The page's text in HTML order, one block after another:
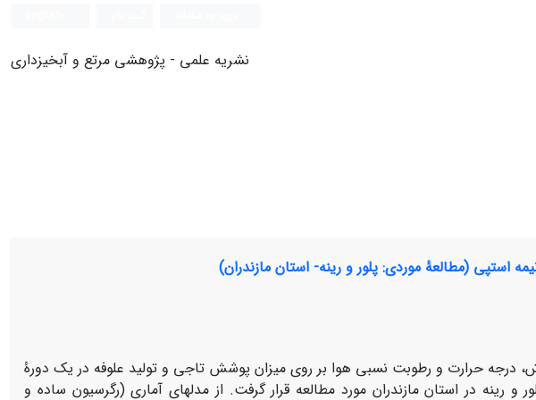
نشریه علمی - پژوهشی مرتع و آبخیزداری
استپی (مطالعۀ موردی: پلور و رینه- استان مازندران)
درجه حرارت و رطوبت نسبی هوا بر روی میزان پوشش تاجی و تولید علوفه در یک دورۀ
در مراتع نیمه­استپی پلور و رینه در استان مازندران مورد مطالعه قرار گرفت. از مدل­های آماری (رگرسیون ساده و